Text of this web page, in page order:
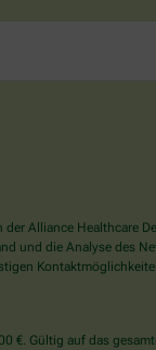
Alliance Healthcare
und die Analyse des
Gültig auf das